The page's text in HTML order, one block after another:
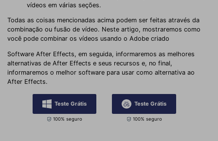
vídeos em várias seções.
Todas as coisas mencionadas acima podem ser feitas através da
combinação ou fusão de vídeo. Neste artigo, mostraremos como
você pode combinar os vídeos usando o Adobe criado
Software After Effects, em seguida, informaremos as melhores
alternativas de After Effects e seus recursos e, no final,
informaremos o melhor software para usar como alternativa ao
After Effects.
Teste Grátis
100% seguro
Teste Grátis
100% seguro